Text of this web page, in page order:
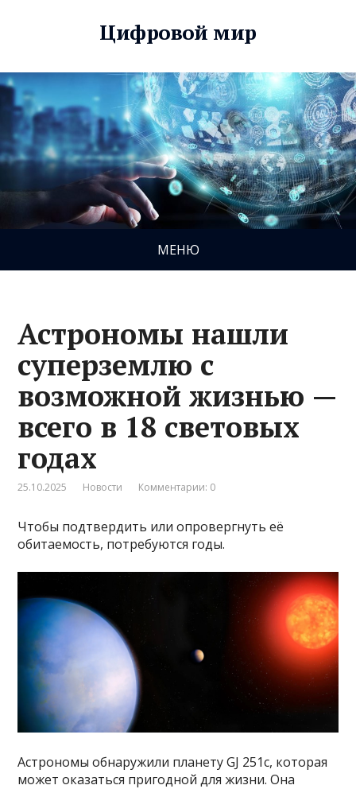
Цифровой мир
МЕНЮ
Астрономы нашли
суперземлю с
возможной жизнью —
всего в 18 световых
годах
25.10.2025 Новости Комментарии: 0
Чтобы подтвердить или опровергнуть её
обитаемость, потребуются годы.
Астрономы обнаружили планету GJ 251c, которая
может оказаться пригодной для жизни. Она